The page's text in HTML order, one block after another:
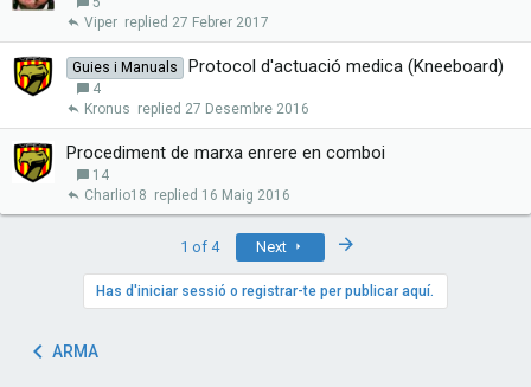
27 Febrer 2017
Viper
Guies i Manuals Protocol d'actuació medica (Kneeboard)
4
27 Desembre 2016
Kronus
Procediment de marxa enrere en comboi
14
16 Maig 2016
Charlio18
1 of 4 Next
Has d'iniciar sessió o registrar-te per publicar aquí.
ARMA